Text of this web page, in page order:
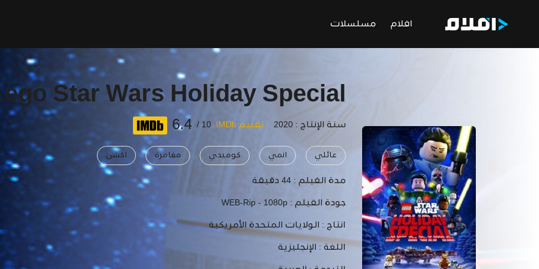
افلام مسلسلات
Star Wars Holiday Special
سنة الإنتاج : 2020 تقييم IMDb 10 /
6.4
عائلي انمي كوميدي مغامرة اكشن
مدة الفيلم :44 دقيقة
جودة الفيلم :WEB-Rip - 1080p
انتاج : الولايات المتحدة الأمريكية
اللغة : الإنجليزية